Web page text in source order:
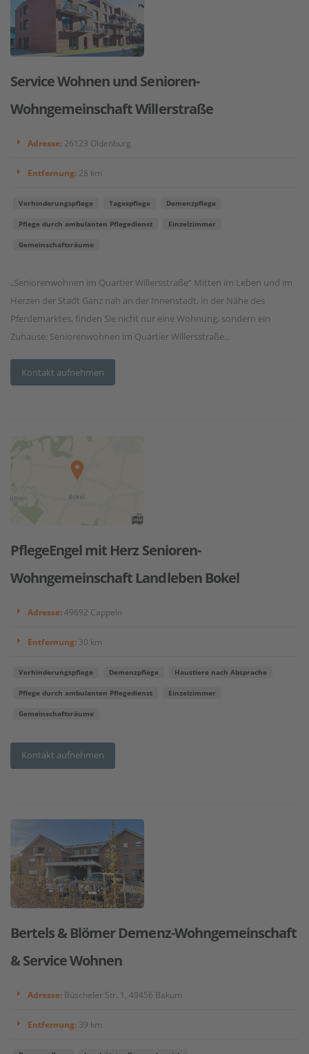
Service Wohnen und Senioren-
Wohngemeinschaft Willerstraße
Adresse: 26123 Oldenburg
Entfernung: 28 km
Verhinderungspflege Tagespflege Demenzpflege
Pflege durch ambulanten Pflegedienst Einzelzimmer
Gemeinschaftsräume
„Seniorenwohnen im Quartier Willersstraße“ Mitten im Leben und im
Herzen der Stadt Ganz nah an der Innenstadt, in der Nähe des
Pferdemarktes, finden Sie nicht nur eine Wohnung, sondern ein
Zuhause: Seniorenwohnen im Quartier Willersstraße...
Kontakt aufnehmen
PflegeEngel mit Herz Senioren-
Wohngemeinschaft Landleben Bokel
Adresse:49692 Cappeln
Entfernung: 30 km
Verhinderungspflege Demenzpflege Haustiere nach Absprache
Pflege durch ambulanten Pflegedienst Einzelzimmer
Gemeinschaftsräume
Kontakt aufnehmen
Bertels & Blömer Demenz-Wohngemeinschaft
& Service Wohnen
Adresse: Büscheler Str. 1, 49456 Bakum
Entfernung: 39 km